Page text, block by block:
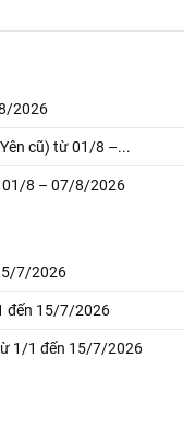
2026
cũ) từ 01/8 –...
01/8 – 07/8/2026
7/2026
đến 15/7/2026
1/1 đến 15/7/2026